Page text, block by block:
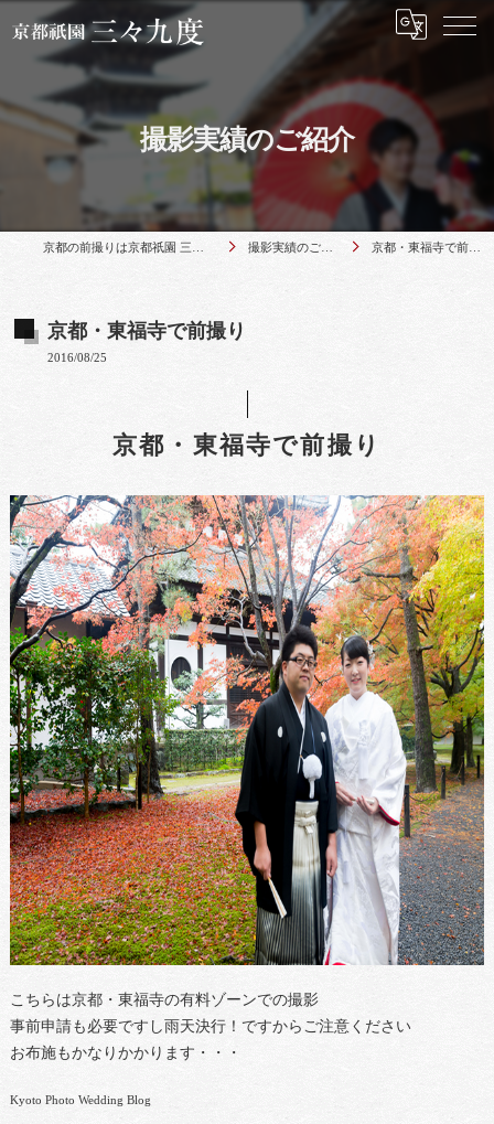
撮影実績のご紹介
撮影実績のご紹介 京都・東福寺で前撮り
京都・東福寺で前撮り
2016/08/25
京都・東福寺で前撮り
こちらは京都・東福寺の有料ゾーンでの撮影
事前申請も必要ですし雨天決行！ですからご注意ください
お布施もかなりかかります・・・
Kyoto Photo Wedding Blog